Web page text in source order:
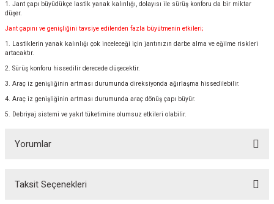
1. Jant çapı büyüdükçe lastik yanak kalınlığı, dolayısı ile sürüş konforu da bir miktar
düşer.
Jant çapını ve genişliğini tavsiye edilenden fazla büyütmenin etkileri;
1. Lastiklerin yanak kalınlığı çok inceleceği için jantınızın darbe alma ve eğilme riskleri
artacaktır.
2. Sürüş konforu hissedilir derecede düşecektir.
3. Araç iz genişliğinin artması durumunda direksiyonda ağırlaşma hissedilebilir.
4. Araç iz genişliğinin artması durumunda araç dönüş çapı büyür.
5. Debriyaj sistemi ve yakıt tüketimine olumsuz etkileri olabilir.
Yorumlar
Bu ürüne ilk yorumu siz yapın!
Taksit Seçenekleri